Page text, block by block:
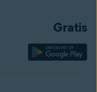
Gratis